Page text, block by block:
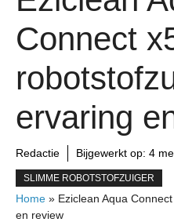
Connect
ervaring
Redactie Bijgewerkt op: 4
SLIMME ROBOTSTOFZUIGER
Home » Eziclean Aqua
en review